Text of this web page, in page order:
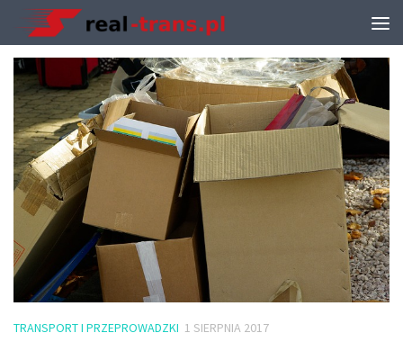
TAGGED:PRZEPROWADZKI FIRM KATOWICE
TRANSPORT I PRZEPROWADZKI 1 SIERPNIA 2017